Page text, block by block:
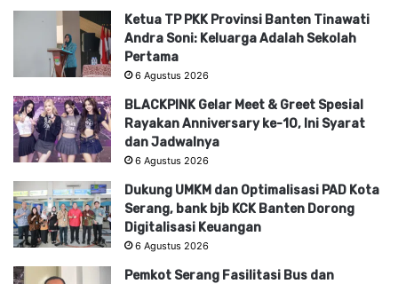
Ketua TP PKK Provinsi Banten Tinawati
Andra Soni: Keluarga Adalah Sekolah
Pertama
6 Agustus 2026
BLACKPINK Gelar Meet & Greet Spesial
Rayakan Anniversary ke-10, Ini Syarat
dan Jadwalnya
6 Agustus 2026
Dukung UMKM dan Optimalisasi PAD Kota
Serang, bank bjb KCK Banten Dorong
Digitalisasi Keuangan
6 Agustus 2026
Pemkot Serang Fasilitasi Bus dan